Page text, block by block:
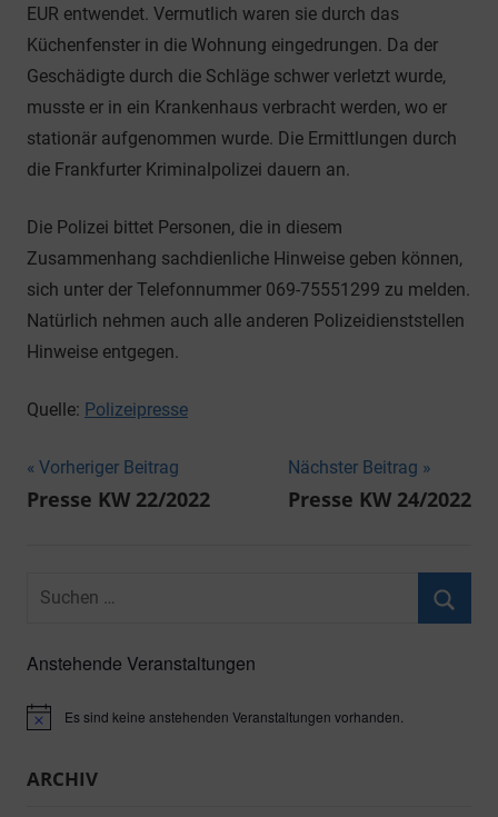
EUR entwendet. Vermutlich waren sie durch das
Küchenfenster in die Wohnung eingedrungen. Da der
Geschädigte durch die Schläge schwer verletzt wurde,
musste er in ein Krankenhaus verbracht werden, wo er
stationär aufgenommen wurde. Die Ermittlungen durch
die Frankfurter Kriminalpolizei dauern an.
Die Polizei bittet Personen, die in diesem
Zusammenhang sachdienliche Hinweise geben können,
sich unter der Telefonnummer 069-75551299 zu melden.
Natürlich nehmen auch alle anderen Polizeidienststellen
Hinweise entgegen.
Quelle: Polizeipresse
Beitragsnavigation
Vorheriger Beitrag
Presse KW 22/2022
Nächster Beitrag
Presse KW 24/2022
Suchen
Anstehende Veranstaltungen
HinweisEs sind keine anstehenden Veranstaltungen vorhanden.
ARCHIV